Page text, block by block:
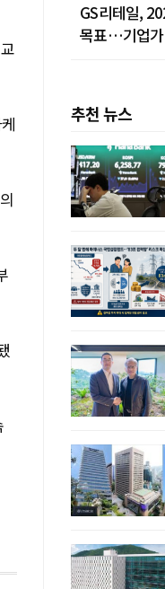
GS리테일,
목표…기업가
추천 뉴스